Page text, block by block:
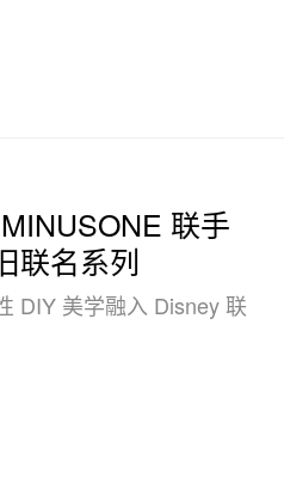
联手
联名系列
DIY 美学融入 Disney 联